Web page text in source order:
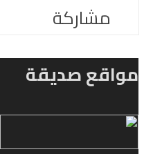
مشاركة
مواقع صديقة